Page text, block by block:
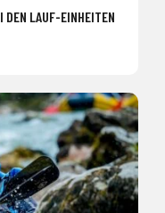
DEN LAUF-EINHEITEN